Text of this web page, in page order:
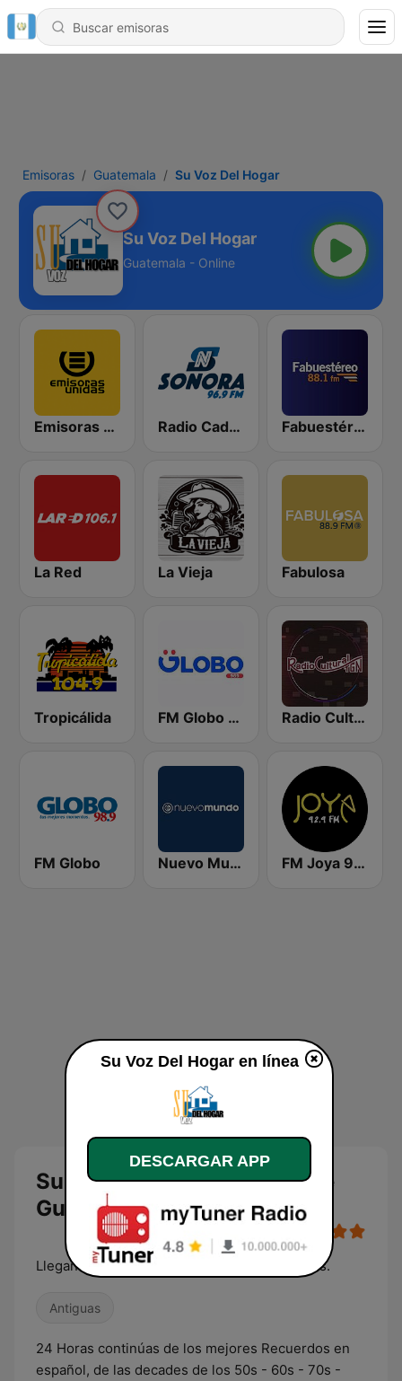
Emisoras Guatemala Su Voz Del Hogar
Su Voz Del Hogar
Guatemala - Online
Emisoras Unidas Radio Cadena Sonora Fabuestéreo 88.1 FM
La Red La Vieja Fabulosa
Tropicálida FM Globo 98.9 Radio Cultural TGN
FM Globo Nuevo Mundo FM Joya 92.9
Su Voz Del Hogar: Radios de
Guatemala en vivo
Llegando A Los Más Íntimo De Tus Recuerdos.
Antiguas
24 Horas continúas de los mejores Recuerdos en
español, de las decades de los 50s - 60s - 70s -
Su Voz Del Hogar en línea
DESCARGAR APP